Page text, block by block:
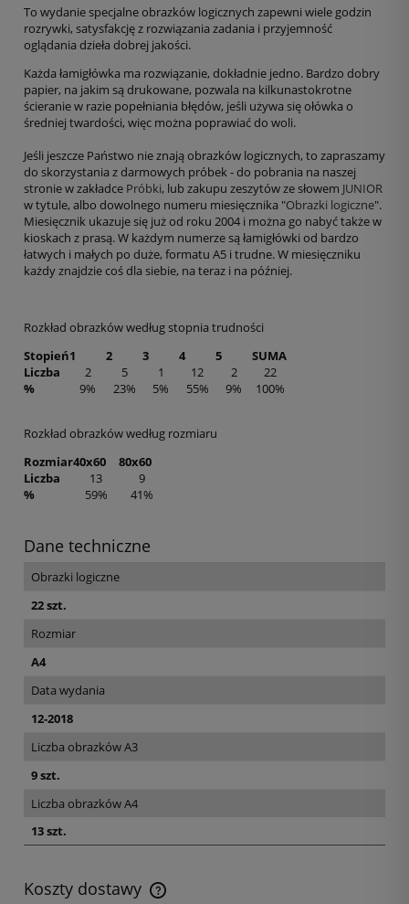
To wydanie specjalne obrazków logicznych zapewni wiele godzin
rozrywki, satysfakcję z rozwiązania zadania i przyjemność
oglądania dzieła dobrej jakości.
Każda łamigłówka ma rozwiązanie, dokładnie jedno. Bardzo dobry
papier, na jakim są drukowane, pozwala na kilkunastokrotne
ścieranie w razie popełniania błędów, jeśli używa się ołówka o
średniej twardości, więc można poprawiać do woli.
Jeśli jeszcze Państwo nie znają obrazków logicznych, to zapraszamy
do skorzystania z darmowych próbek - do pobrania na naszej
stronie w zakładce Próbki, lub zakupu zeszytów ze słowem JUNIOR
w tytule, albo dowolnego numeru miesięcznika "Obrazki logiczne".
Miesięcznik ukazuje się już od roku 2004 i można go nabyć także w
kioskach z prasą. W każdym numerze są łamigłówki od bardzo
łatwych i małych po duże, formatu A5 i trudne. W miesięczniku
każdy znajdzie coś dla siebie, na teraz i na później.
Rozkład obrazków według stopnia trudności
Stopień1 2 3 4 5
SUMA
Liczba
2 5 1 12 2
22
%
9% 23% 5% 55% 9% 100%
Rozkład obrazków według rozmiaru
Rozmiar40x60
80x60
Liczba
13
9
%
59% 41%
Dane techniczne
Obrazki logiczne
22 szt.
Rozmiar
A4
Data wydania
12-2018
Liczba obrazków A3
9 szt.
Liczba obrazków A4
13 szt.
Koszty dostawy